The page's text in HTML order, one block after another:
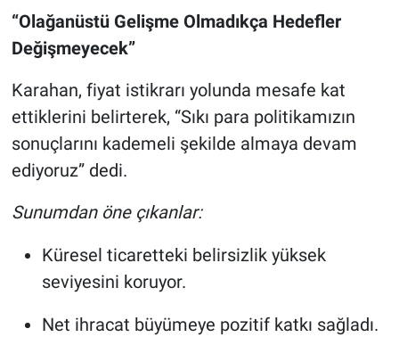
“Olağanüstü Gelişme Olmadıkça Hedefler
Değişmeyecek”
Karahan, fiyat istikrarı yolunda mesafe kat
ettiklerini belirterek, “Sıkı para politikamızın
sonuçlarını kademeli şekilde almaya devam
ediyoruz” dedi.
Sunumdan öne çıkanlar:
Küresel ticaretteki belirsizlik yüksek
seviyesini koruyor.
Net ihracat büyümeye pozitif katkı sağladı.